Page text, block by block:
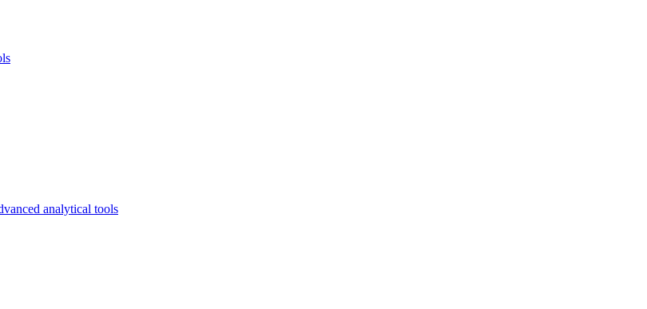
analytical tools